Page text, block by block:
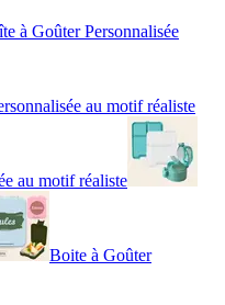
à Goûter Personnalisée
au motif réaliste
au motif réaliste
Boite à Goûter